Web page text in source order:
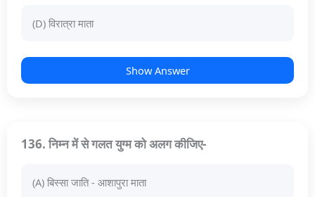
(D) विरात्रा माता
Show Answer
136. निम्न में से गलत युग्म को अलग कीजिए-
(A) बिस्सा जाति - आशापुरा माता